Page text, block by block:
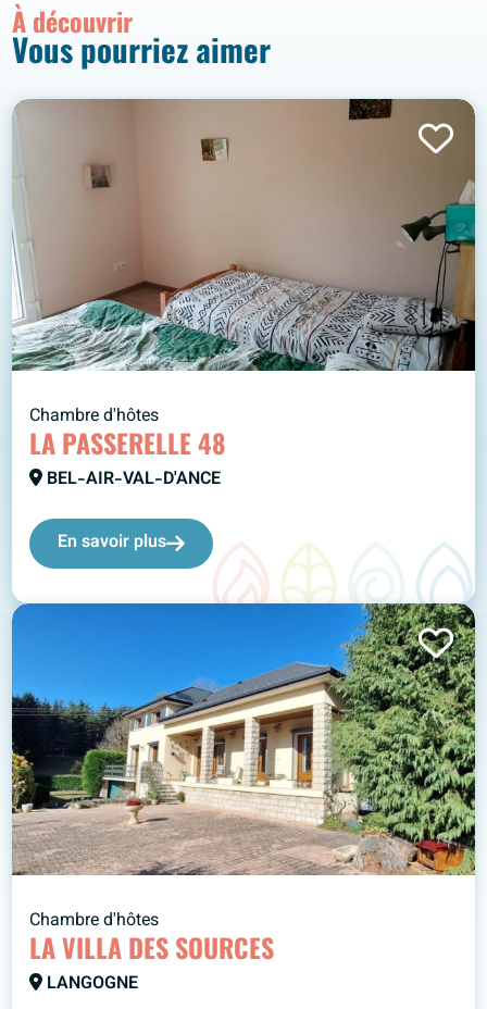
À découvrir
Vous pourriez aimer
Chambre d'hôtes
LA PASSERELLE 48
BEL-AIR-VAL-D'ANCE
En savoir plus
Chambre d'hôtes
LA VILLA DES SOURCES
LANGOGNE